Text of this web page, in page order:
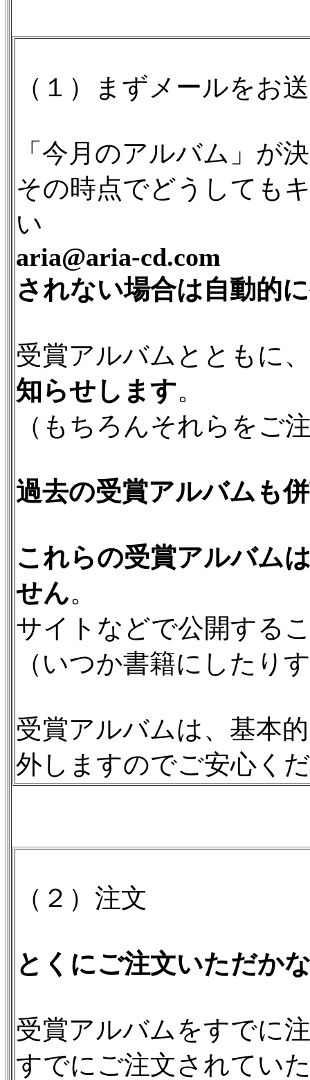
（１）まずメールをお
「今月のアルバム」が
その時点でどうしても
い
aria@aria-cd.com
されない場合は自動的
受賞アルバムとともに、
知らせします。
（もちろんそれらをご
過去の受賞アルバムも
これらの受賞アルバム
せん。
サイトなどで公開する
（いつか書籍にしたり
受賞アルバムは、基本
外しますのでご安心く
（２）注文
とくにご注文いただか
受賞アルバムをすでに
すでにご注文されてい